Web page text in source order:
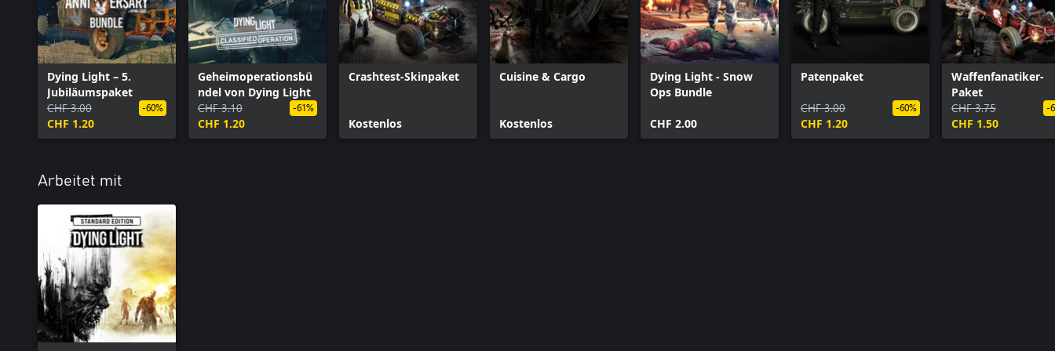
Dying Light – 5.
Jubiläumspaket
CHF 3.00
CHF 1.20
-60%
Geheimoperationsbü
ndel von Dying Light
CHF 3.10
CHF 1.20
-61%
Crashtest-Skinpaket
Kostenlos
Cuisine & Cargo
Kostenlos
Dying Light - Snow
Ops Bundle
CHF 2.00
Patenpaket
CHF 3.00
CHF 1.20
-60%
Waffenfanatiker-
Paket
CHF 3.75
CHF 1.50
-
Arbeitet mit